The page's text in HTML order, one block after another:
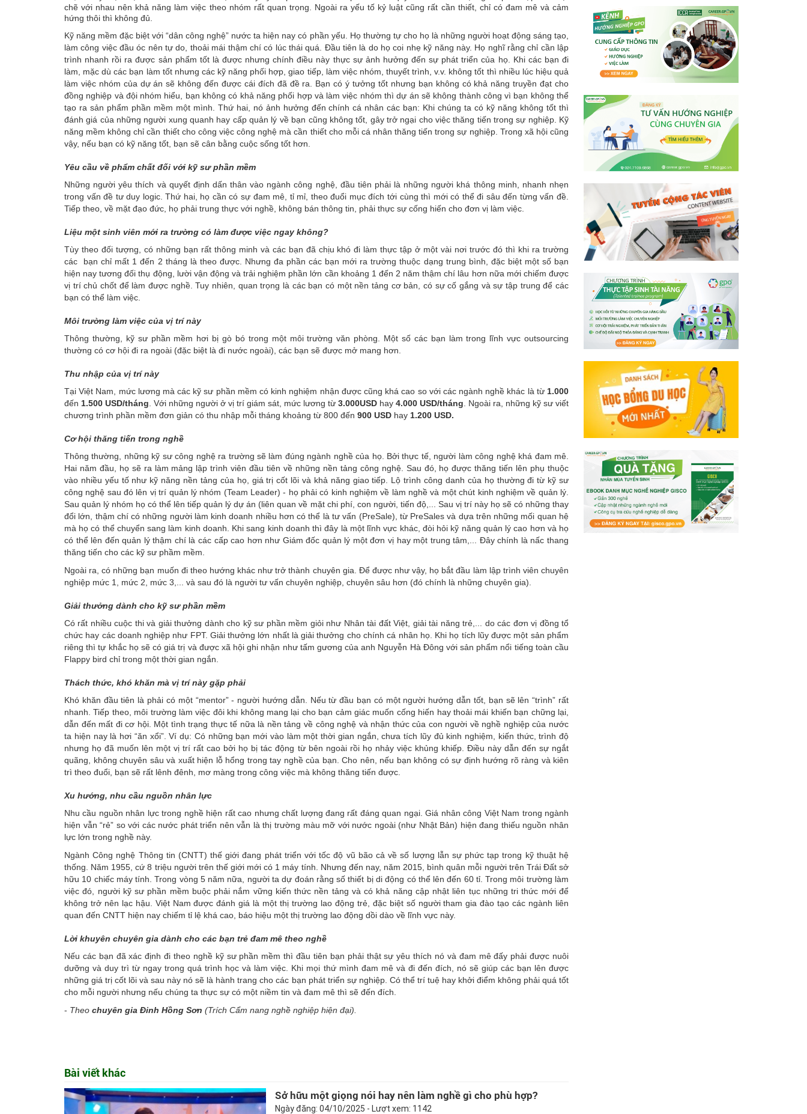
chẽ với nhau nên khả năng làm việc theo nhóm rất quan trọng. Ngoài ra yếu tố kỷ luật cũng rất cần thiết, chỉ có đam mê và cảm
hứng thôi thì không đủ.
Kỹ năng mềm đặc biệt với “dân công nghệ” nước ta hiện nay có phần yếu. Họ thường tự cho họ là những người hoạt động sáng tạo,
làm công việc đầu óc nên tự do, thoải mái thậm chí có lúc thái quá. Đầu tiên là do họ coi nhẹ kỹ năng này. Họ nghĩ rằng chỉ cần lập
trình nhanh rồi ra được sản phẩm tốt là được nhưng chính điều này thực sự ảnh hưởng đến sự phát triển của họ. Khi các bạn đi
làm, mặc dù các bạn làm tốt nhưng các kỹ năng phối hợp, giao tiếp, làm việc nhóm, thuyết trình, v.v. không tốt thì nhiều lúc hiệu quả
làm việc nhóm của dự án sẽ không đến được cái đích đã đề ra. Bạn có ý tưởng tốt nhưng bạn không có khả năng truyền đạt cho
đồng nghiệp và đội nhóm hiểu, bạn không có khả năng phối hợp và làm việc nhóm thì dự án sẽ không thành công vì bạn không thể
tạo ra sản phẩm phần mềm một mình. Thứ hai, nó ảnh hưởng đến chính cá nhân các bạn: Khi chúng ta có kỹ năng không tốt thì
đánh giá của những người xung quanh hay cấp quản lý về bạn cũng không tốt, gây trở ngại cho việc thăng tiến trong sự nghiệp. Kỹ
năng mềm không chỉ cần thiết cho công việc công nghệ mà cần thiết cho mỗi cá nhân thăng tiến trong sự nghiệp. Trong xã hội cũng
vậy, nếu bạn có kỹ năng tốt, bạn sẽ cân bằng cuộc sống tốt hơn.
Yêu cầu về phẩm chất đối với kỹ sư phần mềm
Những người yêu thích và quyết định dấn thân vào ngành công nghệ, đầu tiên phải là những người khá thông minh, nhanh nhẹn
trong vấn đề tư duy logic. Thứ hai, họ cần có sự đam mê, tỉ mỉ, theo đuổi mục đích tới cùng thì mới có thể đi sâu đến từng vấn đề.
Tiếp theo, về mặt đạo đức, họ phải trung thực với nghề, không bán thông tin, phải thực sự cống hiến cho đơn vị làm việc.
Liệu một sinh viên mới ra trường có làm được việc ngay không?
Tùy theo đối tượng, có những bạn rất thông minh và các bạn đã chịu khó đi làm thực tập ở một vài nơi trước đó thì khi ra trường
các bạn chỉ mất 1 đến 2 tháng là theo được. Nhưng đa phần các bạn mới ra trường thuộc dạng trung bình, đặc biệt một số bạn
hiện nay tương đối thụ động, lười vận động và trải nghiệm phần lớn cần khoảng 1 đến 2 năm thậm chí lâu hơn nữa mới chiếm được
vị trí chủ chốt để làm được nghề. Tuy nhiên, quan trọng là các bạn có một nền tảng cơ bản, có sự cố gắng và sự tập trung để các
bạn có thể làm việc.
Môi trường làm việc của vị trí này
Thông thường, kỹ sư phần mềm hơi bị gò bó trong một môi trường văn phòng. Một số các bạn làm trong lĩnh vực outsourcing
thường có cơ hội đi ra ngoài (đặc biệt là đi nước ngoài), các bạn sẽ được mở mang hơn.
Thu nhập của vị trí này
Tại Việt Nam, mức lương mà các kỹ sư phần mềm có kinh nghiệm nhận được cũng khá cao so với các ngành nghề khác là từ 1.000
đến 1.500 USD/tháng. Với những người ở vị trí giám sát, mức lương từ 3.000USD hay 4.000 USD/tháng. Ngoài ra, những kỹ sư viết
chương trình phần mềm đơn giản có thu nhập mỗi tháng khoảng từ 800 đến 900 USD hay 1.200 USD.
Cơ hội thăng tiến trong nghề
Thông thường, những kỹ sư công nghệ ra trường sẽ làm đúng ngành nghề của họ. Bởi thực tế, người làm công nghệ khá đam mê.
Hai năm đầu, họ sẽ ra làm mảng lập trình viên đầu tiên về những nền tảng công nghệ. Sau đó, họ được thăng tiến lên phụ thuộc
vào nhiều yếu tố như kỹ năng nền tảng của họ, giá trị cốt lõi và khả năng giao tiếp. Lộ trình công danh của họ thường đi từ kỹ sư
công nghệ sau đó lên vị trí quản lý nhóm (Team Leader) - họ phải có kinh nghiệm về làm nghề và một chút kinh nghiệm về quản lý.
Sau quản lý nhóm họ có thể lên tiếp quản lý dự án (liên quan về mặt chi phí, con người, tiến độ,... Sau vị trí này họ sẽ có những thay
đổi lớn, thậm chí có những người làm kinh doanh nhiều hơn có thể là tư vấn (PreSale), từ PreSales và dựa trên những mối quan hệ
mà họ có thể chuyển sang làm kinh doanh. Khi sang kinh doanh thì đây là một lĩnh vực khác, đòi hỏi kỹ năng quản lý cao hơn và họ
có thể lên đến quản lý thậm chí là các cấp cao hơn như Giám đốc quản lý một đơn vị hay một trung tâm,... Đây chính là nấc thang
thăng tiến cho các kỹ sư phầm mềm.
Ngoài ra, có những bạn muốn đi theo hướng khác như trở thành chuyên gia. Để được như vậy, họ bắt đầu làm lập trình viên chuyên
nghiệp mức 1, mức 2, mức 3,... và sau đó là người tư vấn chuyên nghiệp, chuyên sâu hơn (đó chính là những chuyên gia).
Giải thưởng dành cho kỹ sư phần mềm
Có rất nhiều cuộc thi và giải thưởng dành cho kỹ sư phần mềm giỏi như Nhân tài đất Việt, giải tài năng trẻ,... do các đơn vị đồng tổ
chức hay các doanh nghiệp như FPT. Giải thưởng lớn nhất là giải thưởng cho chính cá nhân họ. Khi họ tích lũy được một sản phẩm
riêng thì tự khắc họ sẽ có giá trị và được xã hội ghi nhận như tấm gương của anh Nguyễn Hà Đông với sản phẩm nổi tiếng toàn cầu
Flappy bird chỉ trong một thời gian ngắn.
Thách thức, khó khăn mà vị trí này gặp phải
Khó khăn đầu tiên là phải có một “mentor” - người hướng dẫn. Nếu từ đầu bạn có một người hướng dẫn tốt, bạn sẽ lên “trình” rất
nhanh. Tiếp theo, môi trường làm việc đôi khi không mang lại cho bạn cảm giác muốn cống hiến hay thoải mái khiến bạn chững lại,
dẫn đến mất đi cơ hội. Một tình trạng thực tế nữa là nền tảng về công nghệ và nhận thức của con người về nghề nghiệp của nước
ta hiện nay là hơi “ăn xổi”. Ví dụ: Có những bạn mới vào làm một thời gian ngắn, chưa tích lũy đủ kinh nghiệm, kiến thức, trình độ
nhưng họ đã muốn lên một vị trí rất cao bởi họ bị tác động từ bên ngoài rồi họ nhảy việc khủng khiếp. Điều này dẫn đến sự ngắt
quãng, không chuyên sâu và xuất hiện lỗ hổng trong tay nghề của bạn. Cho nên, nếu bạn không có sự định hướng rõ ràng và kiên
trì theo đuổi, bạn sẽ rất lênh đênh, mơ màng trong công việc mà không thăng tiến được.
Xu hướng, nhu cầu nguồn nhân lực
Nhu cầu nguồn nhân lực trong nghề hiện rất cao nhưng chất lượng đang rất đáng quan ngại. Giá nhân công Việt Nam trong ngành
hiện vẫn “rẻ” so với các nước phát triển nên vẫn là thị trường màu mỡ với nước ngoài (như Nhật Bản) hiện đang thiếu nguồn nhân
lực lớn trong nghề này.
Ngành Công nghệ Thông tin (CNTT) thế giới đang phát triển với tốc độ vũ bão cả về số lượng lẫn sự phức tạp trong kỹ thuật hệ
thống. Năm 1955, cứ 8 triệu người trên thế giới mới có 1 máy tính. Nhưng đến nay, năm 2015, bình quân mỗi người trên Trái Đất sở
hữu 10 chiếc máy tính. Trong vòng 5 năm nữa, người ta dự đoán rằng số thiết bị di động có thể lên đến 60 tỉ. Trong môi trường làm
việc đó, người kỹ sư phần mềm buộc phải nắm vững kiến thức nền tảng và có khả năng cập nhật liên tục những tri thức mới để
không trở nên lạc hậu. Việt Nam được đánh giá là một thị trường lao động trẻ, đặc biệt số người tham gia đào tạo các ngành liên
quan đến CNTT hiện nay chiếm tỉ lệ khá cao, báo hiệu một thị trường lao động dồi dào về lĩnh vực này.
Lời khuyên chuyên gia dành cho các bạn trẻ đam mê theo nghề
Nếu các bạn đã xác định đi theo nghề kỹ sư phần mềm thì đầu tiên bạn phải thật sự yêu thích nó và đam mê đấy phải được nuôi
dưỡng và duy trì từ ngay trong quá trình học và làm việc. Khi mọi thứ mình đam mê và đi đến đích, nó sẽ giúp các bạn lên được
những giá trị cốt lõi và sau này nó sẽ là hành trang cho các bạn phát triển sự nghiệp. Có thể trí tuệ hay khởi điểm không phải quá tốt
cho mỗi người nhưng nếu chúng ta thực sự có một niềm tin và đam mê thì sẽ đến đích.
- Theo chuyên gia Đinh Hồng Sơn (Trích Cẩm nang nghề nghiệp hiện đại).
Bài viết khác
Sở hữu một giọng nói hay nên làm nghề gì cho phù hợp?
Ngày đăng: 04/10/2025 - Lượt xem: 1142